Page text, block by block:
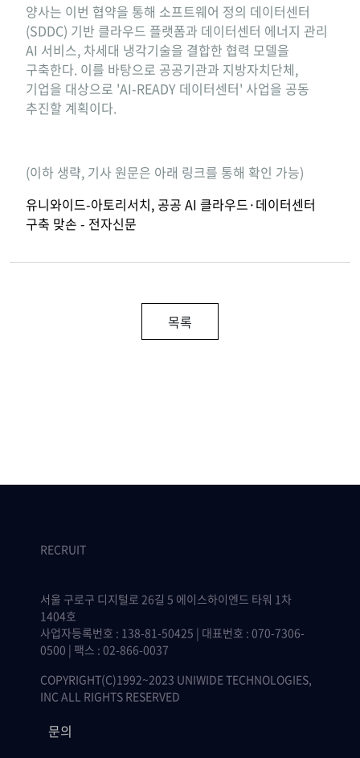
양사는 이번 협약을 통해 소프트웨어 정의 데이터센터
(SDDC) 기반 클라우드 플랫폼과 데이터센터 에너지 관리
AI 서비스, 차세대 냉각기술을 결합한 협력 모델을
구축한다. 이를 바탕으로 공공기관과 지방자치단체,
기업을 대상으로 'AI-READY 데이터센터' 사업을 공동
추진할 계획이다.
(이하 생략, 기사 원문은 아래 링크를 통해 확인 가능)
유니와이드-아토리서치, 공공 AI 클라우드·데이터센터
구축 맞손 - 전자신문
목록
RECRUIT
서울 구로구 디지털로 26길 5 에이스하이엔드 타워 1차
1404호
사업자등록번호 : 138-81-50425 | 대표번호 : 070-7306-
0500 | 팩스 : 02-866-0037
COPYRIGHT(C)1992~2023 UNIWIDE TECHNOLOGIES,
INC ALL RIGHTS RESERVED
문의